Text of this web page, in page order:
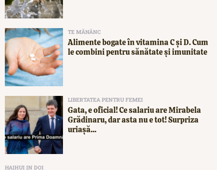
TE MĂNÂNC
Alimente bogate în vitamina C și D. Cum
le combini pentru sănătate și imunitate
LIBERTATEA PENTRU FEMEI
Gata, e oficial! Ce salariu are Mirabela
Grădinaru, dar asta nu e tot! Surpriza
uriașă...
HAIHUI IN DOI